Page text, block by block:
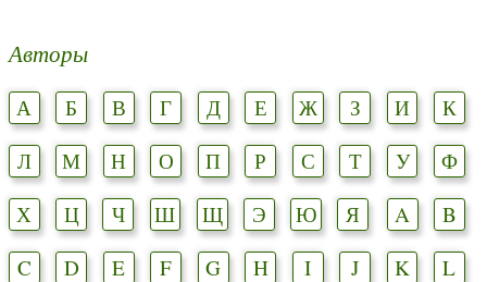
Авторы
А Б В Г Д Е Ж З И
К
Л
М Н О П Р С Т У
Ф
Х
Ц Ч Ш Щ Э Ю Я A
B
C
D E F G H I J K
L